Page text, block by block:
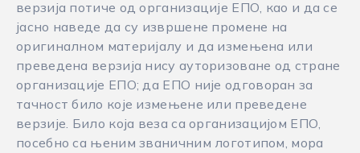
верзија потиче од организације ЕПО, као и да се
јасно наведе да су извршене промене на
оригиналном материјалу и да измењена или
преведена верзија нису ауторизоване од стране
организације ЕПО; да ЕПО није одговоран за
тачност било које измењене или преведене
верзије. Било која веза са организацијом ЕПО,
посебно са њеним званичним логотипом, мора